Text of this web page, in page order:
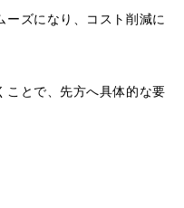
ーズになり、コスト削減に
ことで、先方へ具体的な要